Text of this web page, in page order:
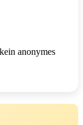
anonymes